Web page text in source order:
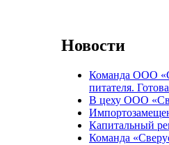
Новости
Команда ООО
питателя.
В цеху ООО
Капитальный
Команда